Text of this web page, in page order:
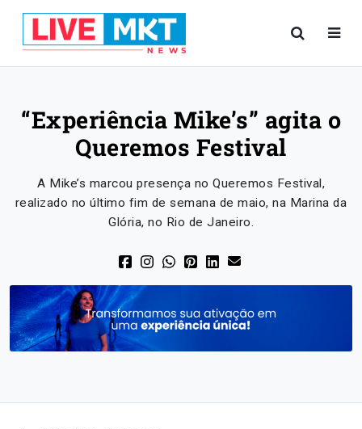
“Experiência Mike’s” agita o
Queremos Festival
A Mike’s marcou presença no Queremos Festival,
realizado no último fim de semana de maio, na Marina da
Glória, no Rio de Janeiro.